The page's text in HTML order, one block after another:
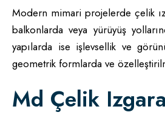
Modern mimari projelerde çelik
balkonlarda veya yürüyüş
yapılarda ise işlevsellik ve
geometrik formlarda ve
Md Çelik